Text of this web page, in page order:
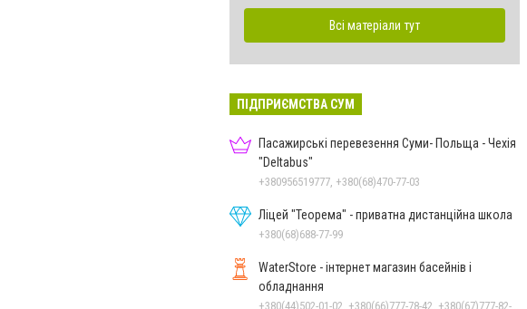
Всі матеріали тут
ПІДПРИЄМСТВА СУМ
Пасажирські перевезення Суми- Польща - Чехія
"Deltabus"
+380956519777, +380(68)470-77-03
Ліцей "Теорема" - приватна дистанційна школа
+380(68)688-77-99
WaterStore - інтернет магазин басейнів і
обладнання